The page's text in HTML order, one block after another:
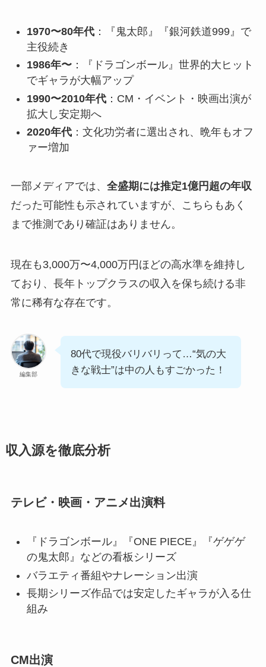
1970〜80年代：『鬼太郎』『銀河鉄道999』で
主役続き
1986年〜：『ドラゴンボール』世界的大ヒット
でギャラが大幅アップ
1990〜2010年代：CM・イベント・映画出演が
拡大し安定期へ
2020年代：文化功労者に選出され、晩年もオフ
ァー増加
一部メディアでは、 全盛期には推定1億円超の年収
だった可能性も示されていますが、こちらもあく
まで推測であり確証はありません。
現在も3,000万〜4,000万円ほどの高水準を維持し
ており、長年トップクラスの収入を保ち続ける非
常に稀有な存在です。
編集部
80代で現役バリバリって…“気の大
きな戦士”は中の人もすごかった！
収入源を徹底分析
テレビ・映画・アニメ出演料
『ドラゴンボール』『ONE PIECE』『ゲゲゲ
の鬼太郎』などの看板シリーズ
バラエティ番組やナレーション出演
長期シリーズ作品では安定したギャラが入る仕
組み
CM出演